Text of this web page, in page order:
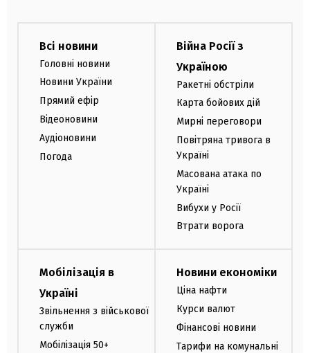
Всі новини
Головні новини
Новини України
Прямий ефір
Відеоновини
Аудіоновини
Погода
Війна Росії з
Україною
Ракетні обстріли
Карта бойових дій
Мирні переговори
Повітряна тривога в
Україні
Масована атака по
Україні
Вибухи у Росії
Втрати ворога
Мобілізація в
Україні
Звільнення з військової
служби
Мобілізація 50+
Новини економіки
Ціна нафти
Курси валют
Фінансові новини
Тарифи на комунальні